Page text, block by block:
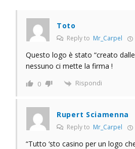
Toto
Reply to Mr_Carpel
Questo logo è stato “creato
nessuno ci mette la firma !
0 Rispondi
Rupert Sciamenna
Reply to Mr_Carpel
“Tutto ‘sto casino per un logo